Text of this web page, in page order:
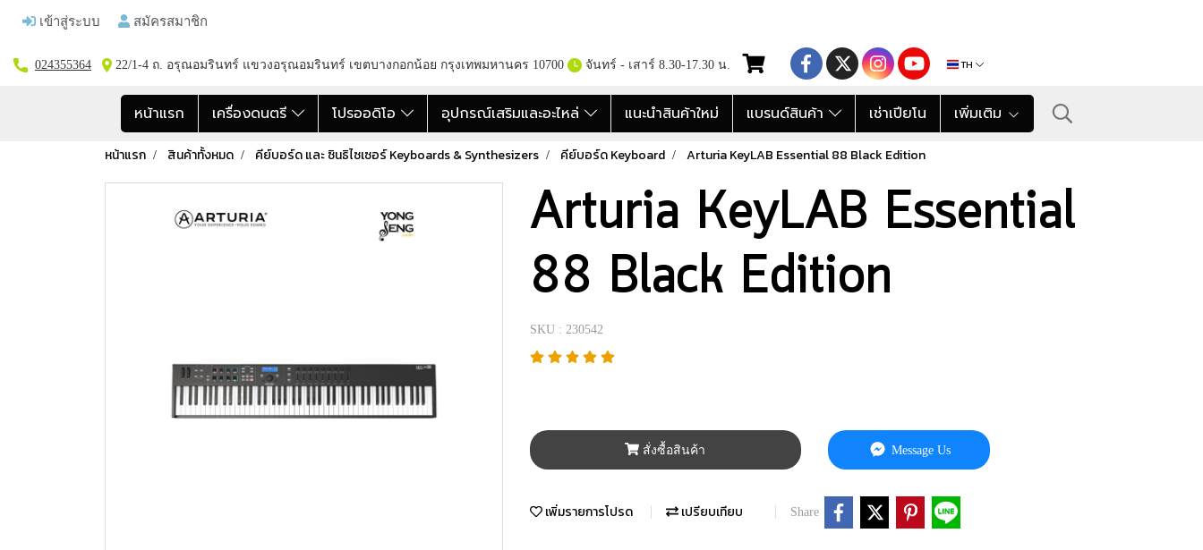
เข้าสู่ระบบ สมัครสมาชิก
024355364 22/1-4 ถ. อรุณอมรินทร์ แขวงอรุณอมรินทร์ เขตบางกอกน้อย กรุงเทพมหานคร 10700 จันทร์ - เสาร์ 8.30-17.30 น. TH
หน้าแรก เครื่องดนตรี โปรออดิโอ อุปกรณ์เสริมและอะไหล่ แนะนำสินค้าใหม่ แบรนด์สินค้า เช่าเปียโน เพิ่มเติม
หน้าแรก สินค้าทั้งหมด คีย์บอร์ด และ ซินธิไซเซอร์ Keyboards & Synthesizers คีย์บอร์ด Keyboard Arturia KeyLAB Essential 88 Black Edition
Arturia KeyLAB Essential
88 Black Edition
SKU : 230542
สั่งซื้อสินค้า Message Us
เพิ่มรายการโปรด เปรียบเทียบ Share